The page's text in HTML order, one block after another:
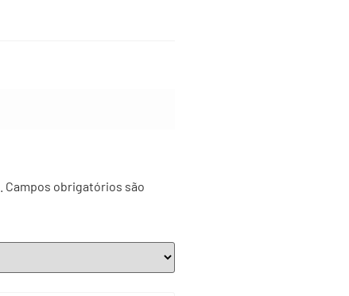
Campos obrigatórios são